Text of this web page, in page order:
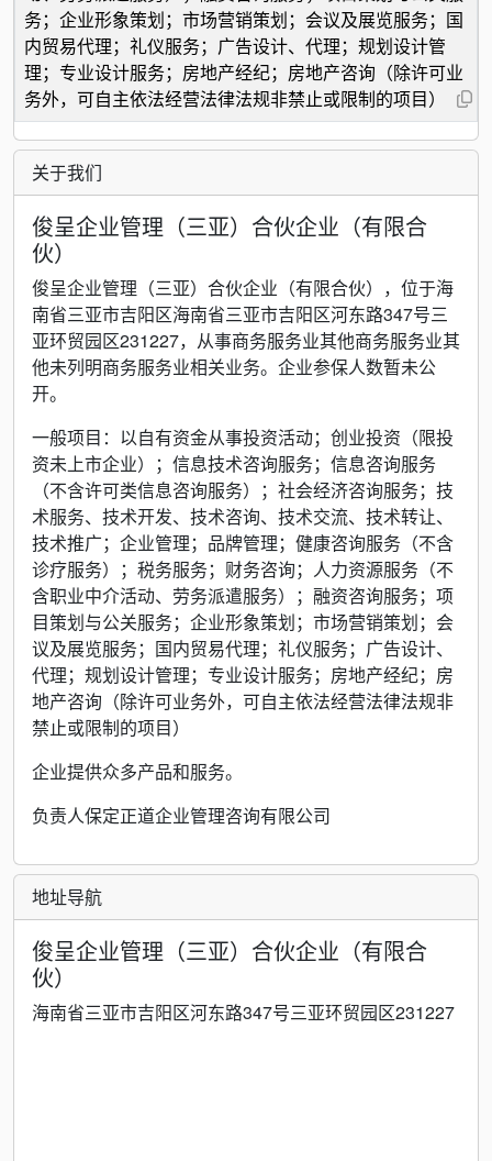
务；企业形象策划；市场营销策划；会议及展览服务；国
内贸易代理；礼仪服务；广告设计、代理；规划设计管
理；专业设计服务；房地产经纪；房地产咨询（除许可业
务外，可自主依法经营法律法规非禁止或限制的项目）
关于我们
俊呈企业管理（三亚）合伙企业（有限合
伙）
俊呈企业管理（三亚）合伙企业（有限合伙），位于海
南省三亚市吉阳区海南省三亚市吉阳区河东路347号三
亚环贸园区231227，从事商务服务业其他商务服务业其
他未列明商务服务业相关业务。企业参保人数暂未公
开。
一般项目：以自有资金从事投资活动；创业投资（限投
资未上市企业）；信息技术咨询服务；信息咨询服务
（不含许可类信息咨询服务）；社会经济咨询服务；技
术服务、技术开发、技术咨询、技术交流、技术转让、
技术推广；企业管理；品牌管理；健康咨询服务（不含
诊疗服务）；税务服务；财务咨询；人力资源服务（不
含职业中介活动、劳务派遣服务）；融资咨询服务；项
目策划与公关服务；企业形象策划；市场营销策划；会
议及展览服务；国内贸易代理；礼仪服务；广告设计、
代理；规划设计管理；专业设计服务；房地产经纪；房
地产咨询（除许可业务外，可自主依法经营法律法规非
禁止或限制的项目）
企业提供众多产品和服务。
负责人保定正道企业管理咨询有限公司
地址导航
俊呈企业管理（三亚）合伙企业（有限合
伙）
海南省三亚市吉阳区河东路347号三亚环贸园区231227